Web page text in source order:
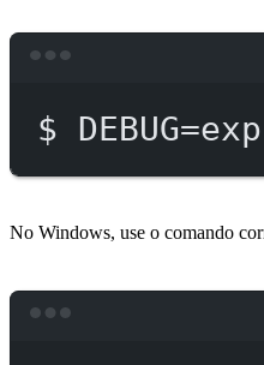
$
No Windows, use o comando